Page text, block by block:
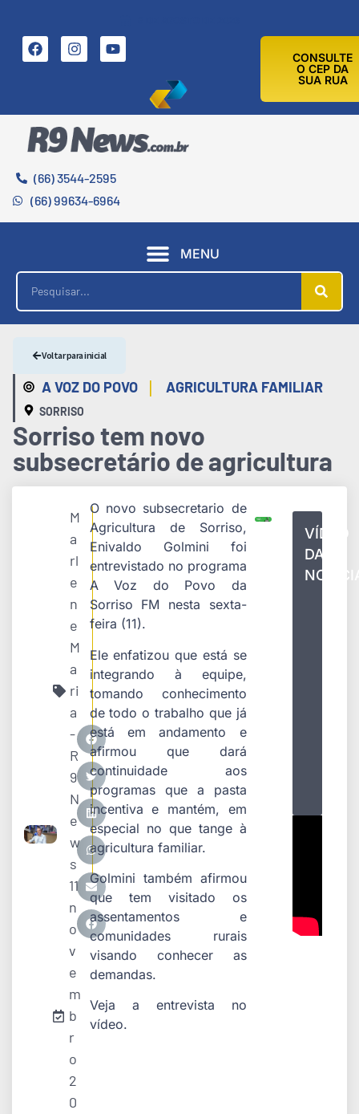
CONSULTE
O CEP DA
SUA RUA
(66) 3544-2595
(66) 99634-6964
MENU
A VOZ DO POVO | AGRICULTURA FAMILIAR
SORRISO
Voltar para inicial
Sorriso tem novo
subsecretário de agricultura
M
a
rl
e
n
e
M
a
ri
a
-
R
9
N
e
w
s
11
n
o
v
e
m
b
r
o
2
0
O novo subsecretario de
Agricultura de Sorriso,
Enivaldo Golmini foi
entrevistado no programa
A Voz do Povo da
Sorriso FM nesta sexta-
feira (11).
Ele enfatizou que está se
integrando à equipe,
tomando conhecimento
de todo o trabalho que já
está em andamento e
afirmou que dará
continuidade aos
programas que a pasta
incentiva e mantém, em
especial no que tange à
agricultura familiar.
Golmini também afirmou
que tem visitado os
assentamentos e
comunidades rurais
visando conhecer as
demandas.
Veja a entrevista no
vídeo.
VÍDEO
DA